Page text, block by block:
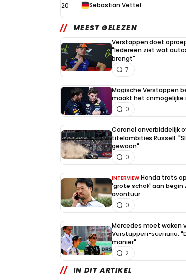
20 Sebastian Vettel
MEEST GELEZEN
Verstappen doet
"Iedereen ziet wat
brengt"
7
Magische Verstappen
maakt het onmogelijke
0
Coronel onverbiddelijk
titelambities Russell:
gewoon"
0
INTERVIEW Honda trots
'grote schok' aan begin
avontuur
0
Mercedes moet waken
Verstappen-scenario:
manier"
2
IN DIT ARTIKEL